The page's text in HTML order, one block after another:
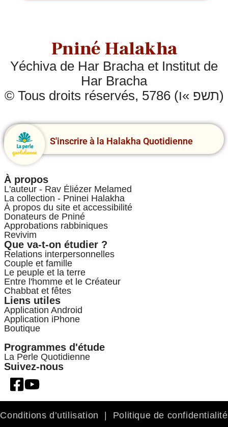
Pniné Halakha
Yéchiva de Har Bracha et Institut de
Har Bracha
© Tous droits réservés, 5786 (תשפ »ו)
S'inscrire à la Halakha Quotidienne
À propos
L'auteur - Rav Éliézer Melamed
La collection - Pninei Halakha
À propos du site et accessibilité
Donateurs de Pniné
Approbations rabbiniques
Revivim
Que va-t-on étudier ?
Relations interpersonnelles
Couple et famille
Le peuple et la terre
Entre l'homme et le Créateur
Chabbat et fêtes
Liens utiles
Application Android
Application iPhone
Boutique
Programmes d'étude
La Perle Quotidienne
Suivez-nous
Conditions d’utilisation Politique de confidentialité